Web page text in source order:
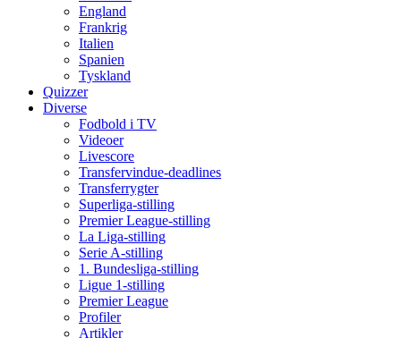
England
Frankrig
Italien
Spanien
Tyskland
Quizzer
Diverse
Fodbold i TV
Videoer
Livescore
Transfervindue-deadlines
Transferrygter
Superliga-stilling
Premier League-stilling
La Liga-stilling
Serie A-stilling
1. Bundesliga-stilling
Ligue 1-stilling
Premier League
Profiler
Artikler